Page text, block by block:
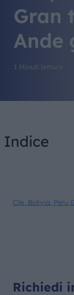
Gran
Ande
1 Minuti lettura
Indice
Cile, Bolivia, Peru
Richiedi